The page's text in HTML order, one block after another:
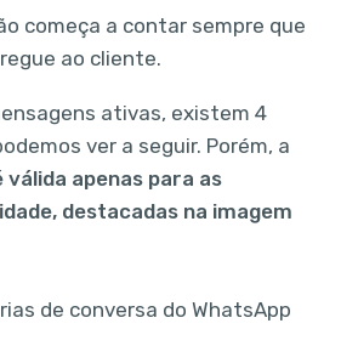
começa a contar sempre que
ao cliente.
ativas, existem 4
ver a seguir. Porém, a
válida apenas para as
destacadas na imagem